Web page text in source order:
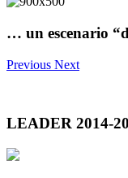
… un escenario
Previous Next
LEADER 2014-20